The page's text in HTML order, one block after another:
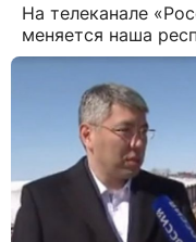
На телеканале
меняется наша